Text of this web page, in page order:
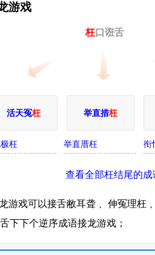
游戏
枉口诳舌
活天冤枉 举直措枉
枉 举直厝枉 衔
查看全部枉结尾的成
游戏可以接舌敝耳聋 、伸冤理枉
下下个逆序成语接龙游戏；